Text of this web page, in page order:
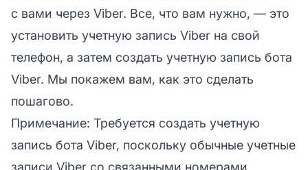
с вами через Viber. Все, что вам нужно, — это
установить учетную запись Viber на свой
телефон, а затем создать учетную запись бота
Viber. Мы покажем вам, как это сделать
пошагово.
Примечание: Требуется создать учетную
запись бота Viber, поскольку обычные учетные
записи Viber со связанными номерами